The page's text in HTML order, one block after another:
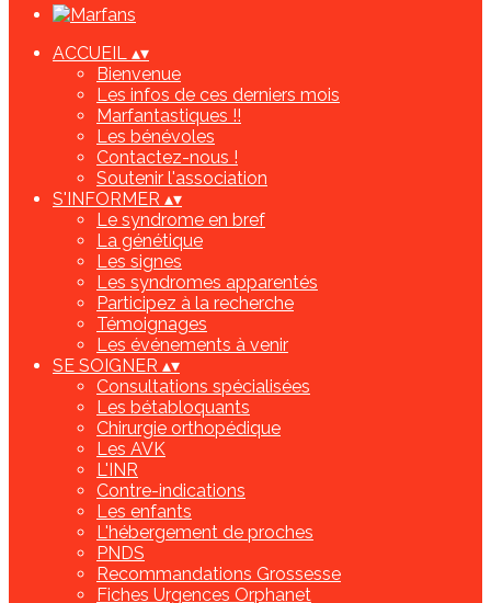
ACCUEIL ▴▾
Bienvenue
Les infos de ces derniers mois
Marfantastiques !!
Les bénévoles
Contactez-nous !
Soutenir l'association
S'INFORMER ▴▾
Le syndrome en bref
La génétique
Les signes
Les syndromes apparentés
Participez à la recherche
Témoignages
Les événements à venir
SE SOIGNER ▴▾
Consultations spécialisées
Les bétabloquants
Chirurgie orthopédique
Les AVK
L'INR
Contre-indications
Les enfants
L'hébergement de proches
PNDS
Recommandations Grossesse
Fiches Urgences Orphanet